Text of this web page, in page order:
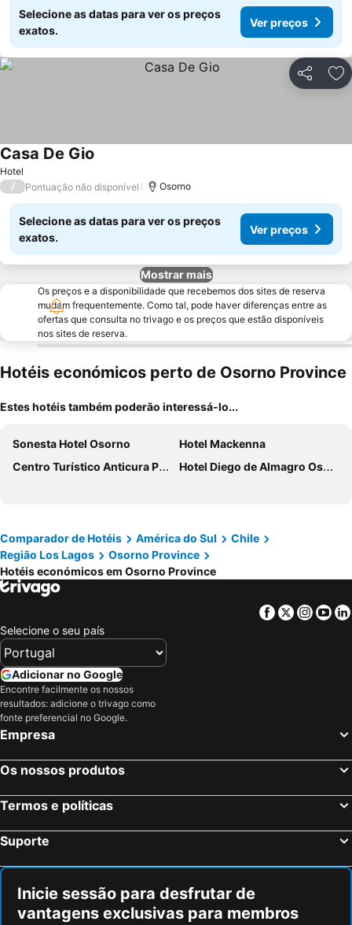
Selecione as datas para ver os preços
exatos.
Ver preços
Partilhar
Hotel
Casa De Gio
/ Pontuação não disponível Osorno
Selecione as datas para ver os preços
exatos.
Ver preços
Mostrar mais
Os preços e a disponibilidade que recebemos dos sites de reserva
mudam frequentemente. Como tal, pode haver diferenças entre as
ofertas que consulta no trivago e os preços que estão disponíveis
nos sites de reserva.
Hotéis económicos perto de Osorno Province
Estes hotéis também poderão interessá-lo...
Sonesta Hotel Osorno
Hotel Mackenna
Centro Turístico Anticura Parque Nacional Puyehue
Hotel Diego de Almagro Osorno
Comparador de Hotéis América do Sul
Chile
Região Los Lagos
Osorno Province
Hotéis económicos em Osorno Province
Facebook
Twitter
Selecione o seu país
Adicionar no Google
Encontre facilmente os nossos
resultados: adicione o trivago como
fonte preferencial no Google.
Empresa
Os nossos produtos
Termos e políticas
Suporte
Inicie sessão para desfrutar de
vantagens exclusivas para membros